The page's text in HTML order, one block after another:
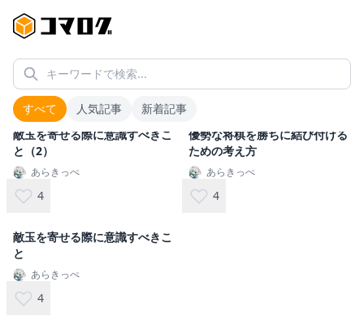
キーワードで検索...
すべて 人気記事 新着記事
#寄せの技術3件
敵玉を寄せる際に意識すべきこ
と（2）
あらきっぺ
4
優勢な将棋を勝ちに結び付ける
ための考え方
あらきっぺ
4
敵玉を寄せる際に意識すべきこ
と
あらきっぺ
4